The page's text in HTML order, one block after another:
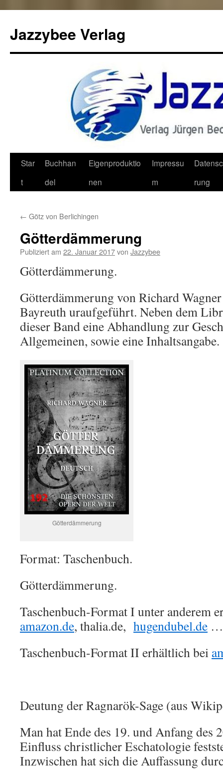
Jazzybee Verlag
Zum
Inhalt
Star
t
Buchhan
del
Eigenproduktio
nen
Impressu
m
rung
← Götz von Berlichingen
Götterdämmerung
Publiziert am 22. Januar 2017von Jazzybee
Götterdämmerung.
Götterdämmerung von Richard
Bayreuth uraufgeführt. Neben dem
dieser Band eine Abhandlung zur
Allgemeinen, sowie eine Inhaltsangabe.
Götterdämmerung
Format: Taschenbuch.
Götterdämmerung.
Taschenbuch-Format I unter anderem
amazon.de, thalia.de, hugendubel.de …
Taschenbuch-Format II erhältlich bei
Deutung der Ragnarök-Sage (aus
Man hat Ende des 19. und Anfang des
Einfluss christlicher Eschatologie
Inzwischen hat sich die Auffassung